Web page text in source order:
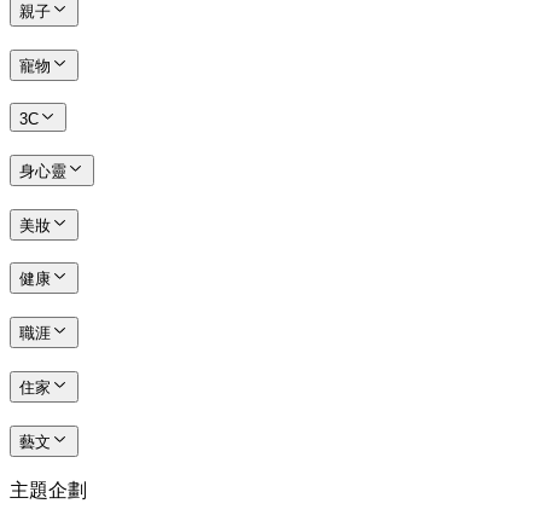
親子
寵物
3C
身心靈
美妝
健康
職涯
住家
藝文
主題企劃